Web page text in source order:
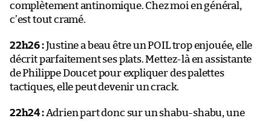
complètement antinomique. Chez moi en général,
c’est tout cramé.
22h26 :Justine a beau être un POIL trop enjouée, elle
décrit parfaitement ses plats. Mettez-là en assistante
de Philippe Doucet pour expliquer des palettes
tactiques, elle peut devenir un crack.
22h24 :Adrien part donc sur un shabu-shabu, une